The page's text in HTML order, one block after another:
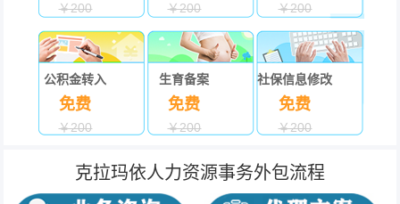
￥200 ￥200 ￥200
公积金转入
免费
￥200
生育备案
免费
￥200
社保信息修改
免费
￥200
克拉玛依人力资源事务外包流程